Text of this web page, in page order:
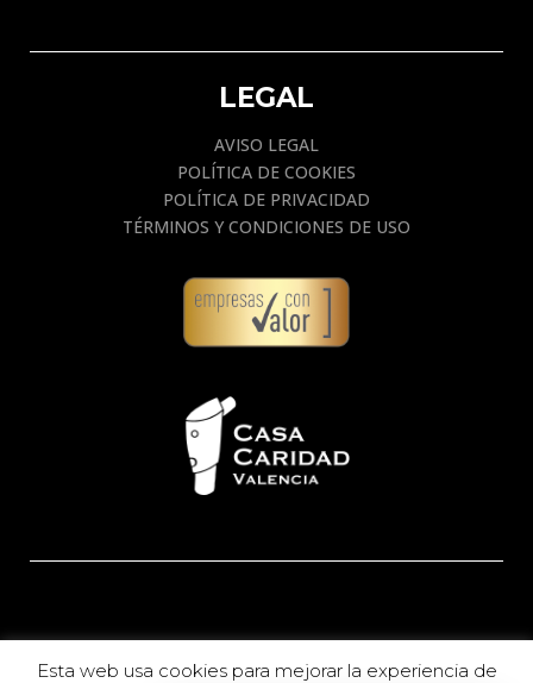
LEGAL
AVISO LEGAL
POLÍTICA DE COOKIES
POLÍTICA DE PRIVACIDAD
TÉRMINOS Y CONDICIONES DE USO
Esta web usa cookies para mejorar la experiencia de